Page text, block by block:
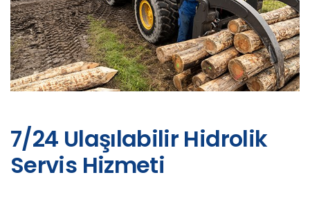
7/24 Ulaşılabilir Hidrolik
Servis Hizmeti